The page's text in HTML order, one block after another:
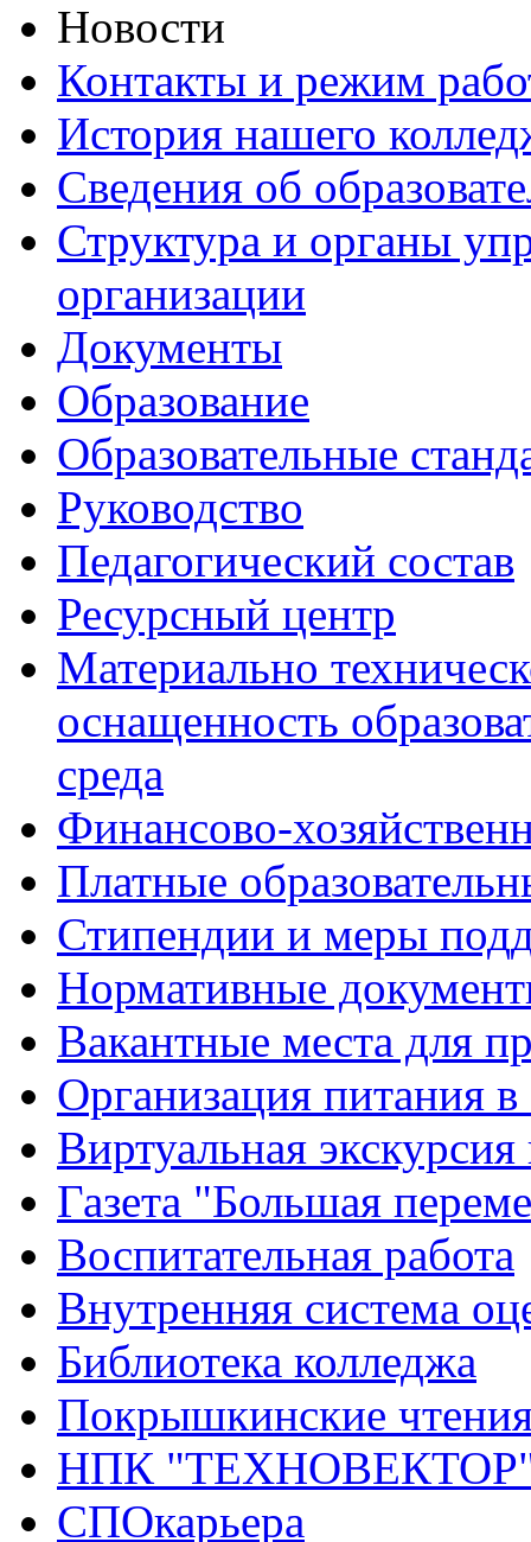
Новости
Контакты и режим
История нашего
Сведения об
Структура и органы
организации
Документы
Образование
Образовательные
Руководство
Педагогический состав
Ресурсный центр
Материально
оснащенность
среда
Финансово-
Платные
Стипендии и меры
Нормативные
Вакантные места для
Организация питания в
Виртуальная
Газета "Большая
Воспитательная работа
Внутренняя система
Библиотека колледжа
Покрышкинские
НПК
СПОкарьера